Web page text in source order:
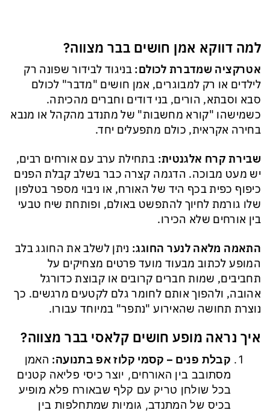
למה דווקא אמן חושים בבר מצווה?
אטרקציה שמדברת לכולם: בניגוד לבידור שפונה רק
לילדים או רק למבוגרים, אמן חושים "מדבר" לכולם
סבא וסבתא, הורים, בני דודים וחברים מהכיתה.
כשמישהו "קורא מחשבות" של מתנדב מהקהל או מנבא
בחירה אקראית, כולם מתפעלים יחד.
שבירת קרח אלגנטית: בתחילת ערב עם אורחים רבים,
יש מעט מבוכה. הדגמה קצרה כבר בשלב קבלת הפנים
כיפוף כפית בכף היד של האורח, או ניבוי מספר בטלפון
שלו גורמת לחיוך להתפשט באולם, ופותחת שיח טבעי
בין אורחים שלא הכירו.
התאמה מלאה לנער החוגג: ניתן לשלב את החוגג בלב
המופע לכתוב מבעוד מועד פרטים מצחיקים על
תחביבים, שמות חברים קרובים או קבוצת כדורגל
אהובה, ולהפוך אותם לחומר גלם לקטעים מרגשים. כך
נוצרת תחושה שהאירוע "נתפר" במיוחד עבורו.
איך נראה מופע חושים קלאסי בבר מצווה?
קבלת פנים – קסמי קלוז אפ בתנועה: האמן
מסתובב בין האורחים, יוצר כיסי פליאה קטנים
בכל שולחן טריק עם קלף שבאורח פלא מופיע
בכיס של המתנדב, גומיות שמתחלפות בין